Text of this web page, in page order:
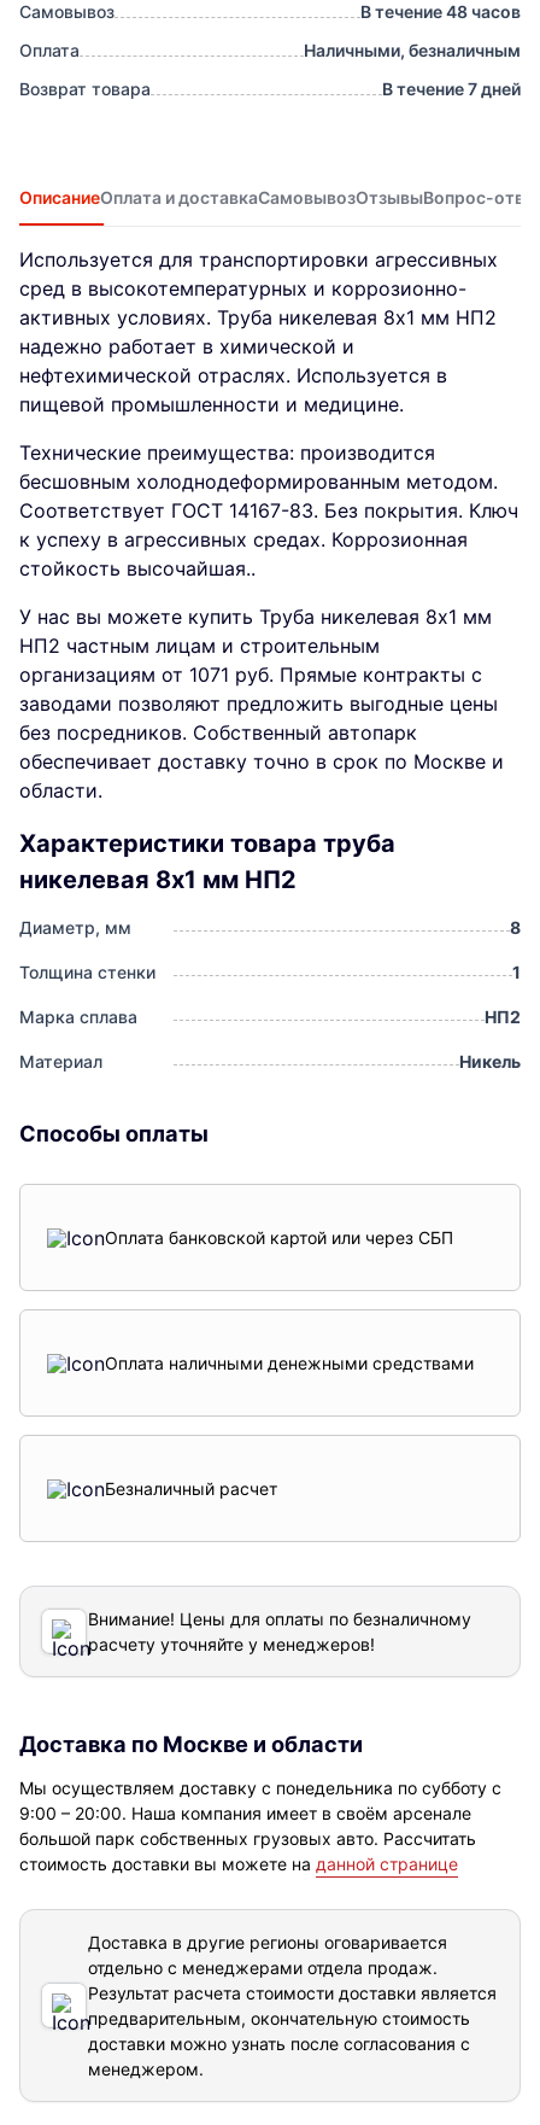
Самовывоз
В течение 48 часов
Оплата
Наличными, безналичным
Возврат товара
В течение 7 дней
ОписаниеОплата и доставкаСамовывозОтзывыВопрос-
Используется для транспортировки агрессивных
сред в высокотемпературных и коррозионно-
активных условиях. Труба никелевая 8х1 мм НП2
надежно работает в химической и
нефтехимической отраслях. Используется в
пищевой промышленности и медицине.
Технические преимущества: производится
бесшовным холоднодеформированным методом.
Соответствует ГОСТ 14167-83. Без покрытия. Ключ
к успеху в агрессивных средах. Коррозионная
стойкость высочайшая..
У нас вы можете купить Труба никелевая 8х1 мм
НП2 частным лицам и строительным
организациям от 1071 руб. Прямые контракты с
заводами позволяют предложить выгодные цены
без посредников. Собственный автопарк
обеспечивает доставку точно в срок по Москве и
области.
Характеристики товара труба
никелевая 8х1 мм НП2
Диаметр, мм 8
Толщина стенки 1
Марка сплава НП2
Материал Никель
Способы оплаты
Оплата банковской картой или через СБП
Оплата наличными денежными средствами
Безналичный расчет
Внимание! Цены для оплаты по безналичному
расчету уточняйте у менеджеров!
Доставка по Москве и области
Мы осуществляем доставку с понедельника по субботу с
9:00 – 20:00. Наша компания имеет в своём арсенале
большой парк собственных грузовых авто. Рассчитать
стоимость доставки вы можете на данной странице
Доставка в другие регионы оговаривается
отдельно с менеджерами отдела продаж.
Результат расчета стоимости доставки является
предварительным, окончательную стоимость
доставки можно узнать после согласования с
менеджером.